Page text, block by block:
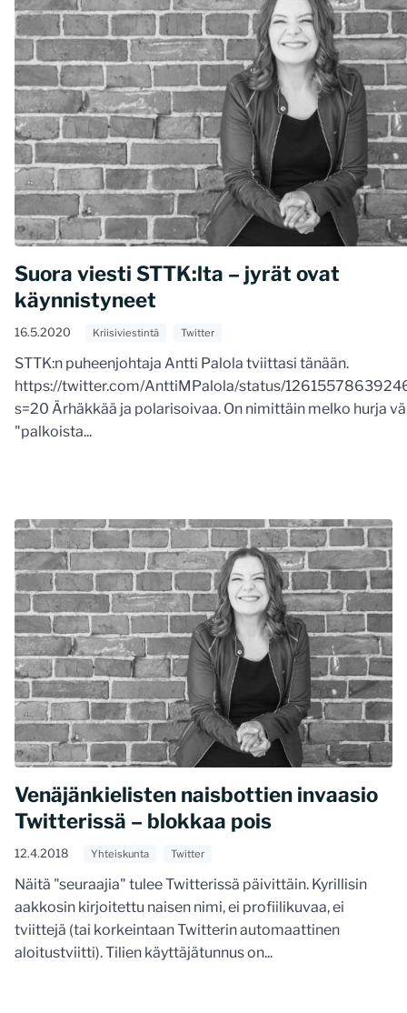
Suora viesti STTK:lta – jyrät ovat
käynnistyneet
16.5.2020 Kriisiviestintä Twitter
STTK:n puheenjohtaja Antti Palola tviittasi tänään.
https://twitter.com/AnttiMPalola/status/
s=20 Ärhäkkää ja polarisoivaa. On nimittäin melko hurja
"palkoista...
Venäjänkielisten naisbottien invaasio
Twitterissä – blokkaa pois
12.4.2018 Yhteiskunta Twitter
Näitä "seuraajia" tulee Twitterissä päivittäin. Kyrillisin
aakkosin kirjoitettu naisen nimi, ei profiilikuvaa, ei
tviittejä (tai korkeintaan Twitterin automaattinen
aloitustviitti). Tilien käyttäjätunnus on...